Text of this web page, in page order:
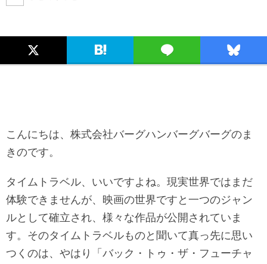
こんにちは、株式会社バーグハンバーグバーグのま
きのです。
タイムトラベル、いいですよね。現実世界ではまだ
体験できませんが、映画の世界ですと一つのジャン
ルとして確立され、様々な作品が公開されていま
す。そのタイムトラベルものと聞いて真っ先に思い
つくのは、やはり「バック・トゥ・ザ・フューチャ